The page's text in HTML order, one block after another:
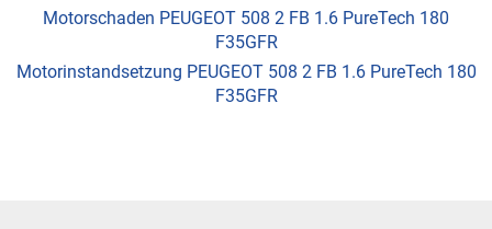
Motorschaden PEUGEOT 508 2 FB 1.6 PureTech 180
F35GFR
Motorinstandsetzung PEUGEOT 508 2 FB 1.6 PureTech 180
F35GFR